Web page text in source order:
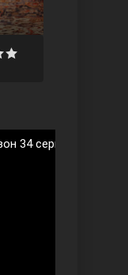
34 серия на